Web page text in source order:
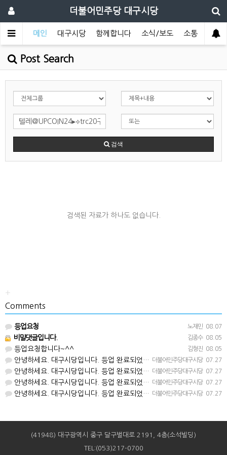
더불어민주당 대구시당
메인 대구시당 함께합니다 소식/보도 소통
Post Search
검색
검색된 자료가 하나도 없습니다.
+
Comments
노재민 08.07
등업요청
김종수 08.05
비밀댓글입니다.
김형진 08.05
등업요청합니다~^^
더불어민주당대구시당 07.27
안녕하세요. 대구시당입니다. 등업 완료되었습니다^^
더불어민주당대구시당 07.27
안녕하세요. 대구시당입니다. 등업 완료되었습니다^^
더불어민주당대구시당 07.27
안녕하세요. 대구시당입니다. 등업 완료되었습니다^^
더불어민주당대구시당 07.27
안녕하세요. 대구시당입니다. 등업 완료되었습니다^^
(41948) 대구광역시 중구 달구벌대로 2191, 4층(소석빌딩)
TEL:(053)217-0700